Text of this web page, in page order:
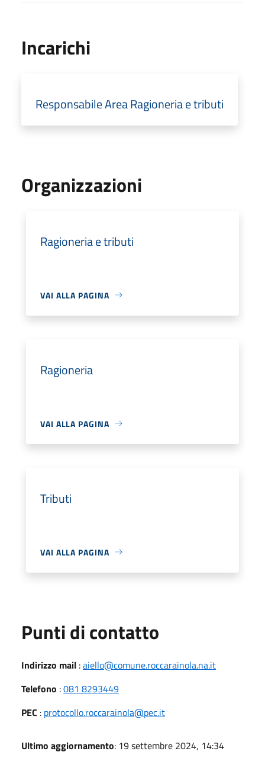
Incarichi
Responsabile Area Ragioneria e tributi
Organizzazioni
Ragioneria e tributi
VAI ALLA PAGINA
Ragioneria
VAI ALLA PAGINA
Tributi
VAI ALLA PAGINA
Punti di contatto
Indirizzo mail :aiello@comune.roccarainola.na.it
Telefono :081 8293449
PEC : protocollo.roccarainola@pec.it
Ultimo aggiornamento: 19 settembre 2024, 14:34